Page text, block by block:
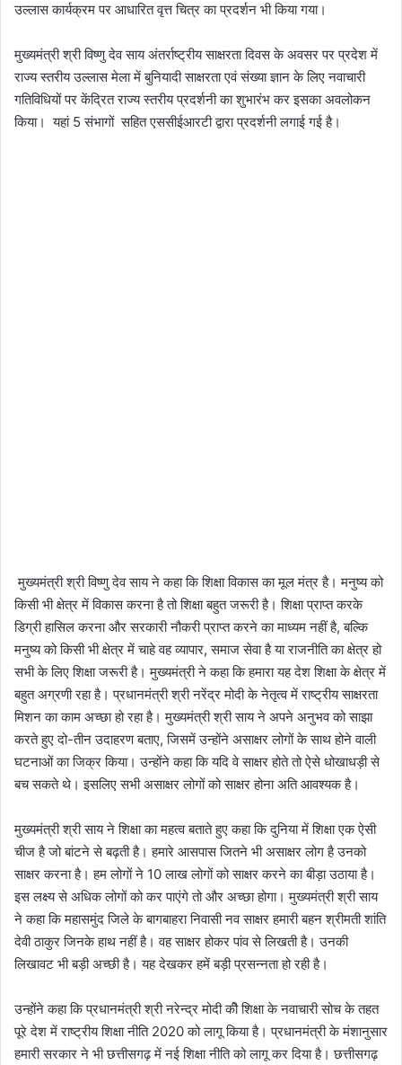
उल्लास कार्यक्रम पर आधारित वृत्त चित्र का प्रदर्शन भी किया गया।
मुख्यमंत्री श्री विष्णु देव साय अंतर्राष्ट्रीय साक्षरता दिवस के अवसर पर प्रदेश में
राज्य स्तरीय उल्लास मेला में बुनियादी साक्षरता एवं संख्या ज्ञान के लिए नवाचारी
गतिविधियों पर केंद्रित राज्य स्तरीय प्रदर्शनी का शुभारंभ कर इसका अवलोकन
किया। यहां 5 संभागों सहित एससीईआरटी द्वारा प्रदर्शनी लगाई गई है।
मुख्यमंत्री श्री विष्णु देव साय ने कहा कि शिक्षा विकास का मूल मंत्र है। मनुष्य को
किसी भी क्षेत्र में विकास करना है तो शिक्षा बहुत जरूरी है। शिक्षा प्राप्त करके
डिग्री हासिल करना और सरकारी नौकरी प्राप्त करने का माध्यम नहीं है, बल्कि
मनुष्य को किसी भी क्षेत्र में चाहे वह व्यापार, समाज सेवा है या राजनीति का क्षेत्र हो
सभी के लिए शिक्षा जरूरी है। मुख्यमंत्री ने कहा कि हमारा यह देश शिक्षा के क्षेत्र में
बहुत अग्रणी रहा है। प्रधानमंत्री श्री नरेंद्र मोदी के नेतृत्व में राष्ट्रीय साक्षरता
मिशन का काम अच्छा हो रहा है। मुख्यमंत्री श्री साय ने अपने अनुभव को साझा
करते हुए दो-तीन उदाहरण बताए, जिसमें उन्होंने असाक्षर लोगों के साथ होने वाली
घटनाओं का जिक्र किया। उन्होंने कहा कि यदि वे साक्षर होते तो ऐसे धोखाधड़ी से
बच सकते थे। इसलिए सभी असाक्षर लोगों को साक्षर होना अति आवश्यक है।
मुख्यमंत्री श्री साय ने शिक्षा का महत्व बताते हुए कहा कि दुनिया में शिक्षा एक ऐसी
चीज है जो बांटने से बढ़ती है। हमारे आसपास जितने भी असाक्षर लोग है उनको
साक्षर करना है। हम लोगों ने 10 लाख लोगों को साक्षर करने का बीड़ा उठाया है।
इस लक्ष्य से अधिक लोगों को कर पाएंगे तो और अच्छा होगा। मुख्यमंत्री श्री साय
ने कहा कि महासमुंद जिले के बागबाहरा निवासी नव साक्षर हमारी बहन श्रीमती शांति
देवी ठाकुर जिनके हाथ नहीं है। वह साक्षर होकर पांव से लिखती है। उनकी
लिखावट भी बड़ी अच्छी है। यह देखकर हमें बड़ी प्रसन्नता हो रही है।
उन्होंने कहा कि प्रधानमंत्री श्री नरेन्द्र मोदी कीे शिक्षा के नवाचारी सोच के तहत
पूरे देश में राष्ट्रीय शिक्षा नीति 2020 को लागू किया है। प्रधानमंत्री के मंशानुसार
हमारी सरकार ने भी छत्तीसगढ़ में नई शिक्षा नीति को लागू कर दिया है। छत्तीसगढ़